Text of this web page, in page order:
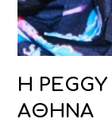
Η
ΑΘΗΝΑ